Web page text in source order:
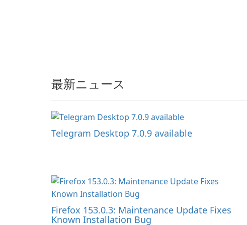
最新ニュース
Telegram Desktop 7.0.9 available
Firefox 153.0.3: Maintenance Update Fixes
Known Installation Bug